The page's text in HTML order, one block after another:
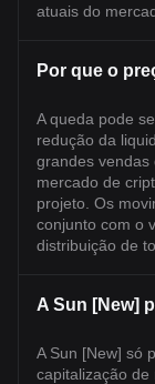
atuais do
Por que o
A queda pode
redução da
grandes vendas
mercado de
projeto. Os
conjunto com o
distribuição de
A Sun [New]
A Sun [New] só
capitalização